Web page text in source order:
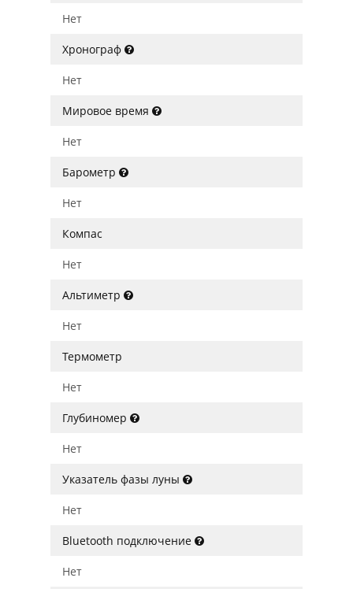
Нет
Хронограф
Нет
Мировое время
Нет
Барометр
Нет
Компас
Нет
Альтиметр
Нет
Термометр
Нет
Глубиномер
Нет
Указатель фазы луны
Нет
Bluetooth подключение
Нет